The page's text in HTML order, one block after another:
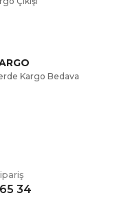
Kargo Bedava
34